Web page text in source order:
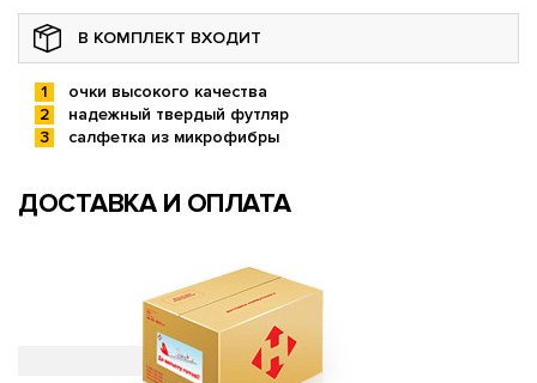
В КОМПЛЕКТ ВХОДИТ
очки высокого качества
надежный твердый футляр
салфетка из микрофибры
ДОСТАВКА И ОПЛАТА